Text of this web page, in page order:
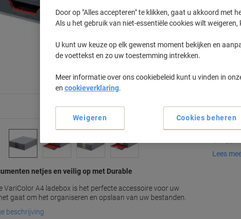
netjes en veilig op met Durable
VariColor A4 ladebox is het perfecte accessoire voor uw
gaat om het organiseren en opslaan van uw bestanden.
beschrijving
Aantal
Aan
Drie
Lees
Door op "Alles accepteren" te klikken, gaat u akkoord met
Als u het gebruik van niet-essentiële cookies wilt weigeren,
U kunt uw keuze op elk gewenst moment bekijken en
de voettekst en zo uw toestemming intrekken.
Meer informatie over ons cookiebeleid kunt u vinden in
en cookieverklaring.
Cookies beheren
Weigeren